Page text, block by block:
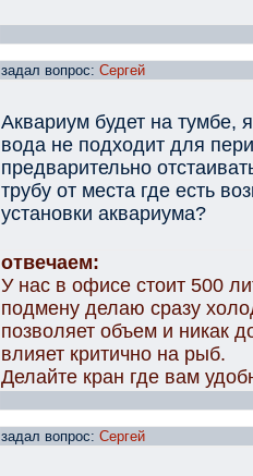
задал вопрос: Сергей
Аквариум будет на тумбе,
вода не подходит для
предварительно
трубу от места где есть
установки аквариума?
отвечаем:
У нас в офисе стоит 500
подмену делаю сразу
позволяет объем и никак
влияет критично на рыб.
Делайте кран где вам
задал вопрос: Сергей